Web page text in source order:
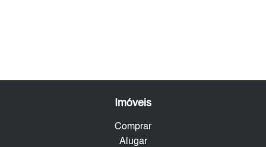
Imóveis
Comprar
Alugar